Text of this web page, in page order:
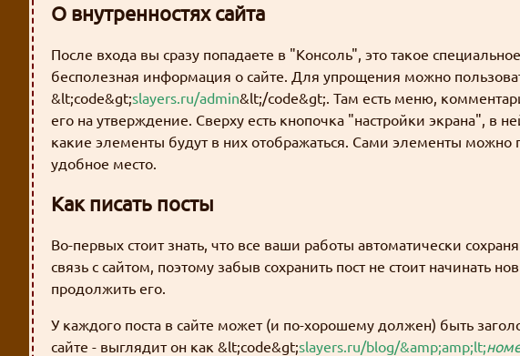
О внутренностях сайта
После входа вы сразу попадаете в "Консоль", это такое
бесполезная информация о сайте. Для упрощения можно
&lt;code&gt;slayers.ru/admin&lt;/code&gt;. Там есть меню,
его на утверждение. Сверху есть кнопочка "настройки экрана", в
какие элементы будут в них отображаться. Сами элементы можно
удобное место.
Как писать посты
Во-первых стоит знать, что все ваши работы автоматически
связь с сайтом, поэтому забыв сохранить пост не стоит начинать
продолжить его.
У каждого поста в сайте может (и по-хорошему должен) быть
сайте - выглядит он как &lt;code&gt;slayers.ru/blog/&amp;amp;lt;